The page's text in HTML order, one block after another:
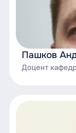
Пашков
Доцент